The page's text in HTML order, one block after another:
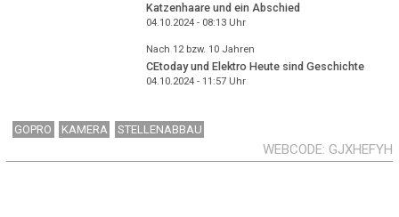
Katzenhaare und ein Abschied
04.10.2024 - 08:13Uhr
Nach 12 bzw. 10 Jahren
CEtoday und Elektro Heute sind Geschichte
04.10.2024 - 11:57Uhr
GOPRO KAMERA STELLENABBAU
WEBCODE GJXHEFYH